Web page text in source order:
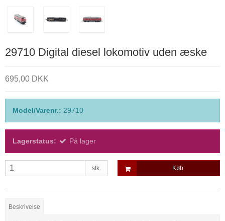
29710 Digital diesel lokomotiv uden æske
695,00 DKK
Model/Varenr.: 29710
Lagerstatus: På lager
stk. Køb
Beskrivelse